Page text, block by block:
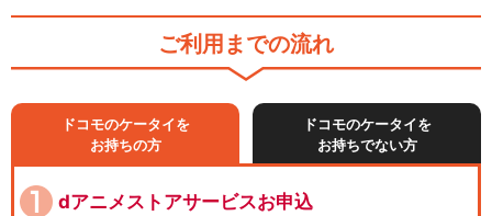
ご利用までの流れ
ドコモのケータイを
お持ちの方
ドコモのケータイを
お持ちでない方
dアニメストアサービスお申込